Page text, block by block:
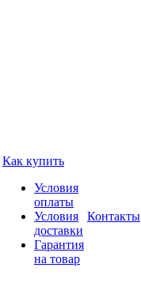
Как купить
Условия
оплаты
Условия
доставки
Гарантия
на товар
Контакты